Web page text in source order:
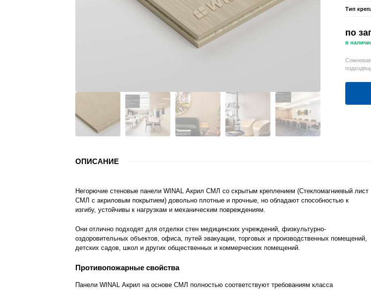
Тип
по
в
ОПИСАНИЕ
Негорючие стеновые панели WINAL Акрил СМЛ со скрытым креплением (Стекломагниевый лист
СМЛ с акриловым покрытием) довольно плотные и прочные, но обладают способностью к
изгибу, устойчивы к нагрузкам и механическим повреждениям.
Они отлично подходят для отделки стен медицинских учреждений, физкультурно-
оздоровительных объектов, офиса, путей эвакуации, торговых и производственных помещений,
детских садов, школ и других общественных и коммерческих помещений.
Противопожарные свойства
Панели WINAL Акрил на основе СМЛ полностью соответствуют требованиям класса